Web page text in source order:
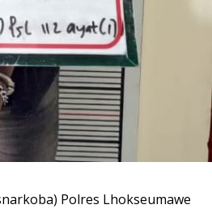
Polres Lhokseumawe